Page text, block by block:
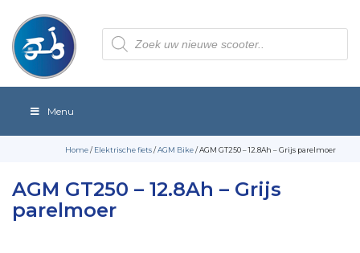
Producten
zoeken
Menu
Home/Elektrische fiets/AGM Bike/ AGM GT250 – 12.8Ah – Grijs parelmoer
AGM GT250 – 12.8Ah – Grijs
parelmoer